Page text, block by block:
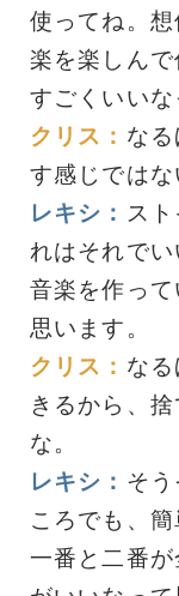
使ってね。
楽を楽しん
すごくいいな
クリス： な
す感じではな
レキシ： ス
れはそれで
音楽を作っ
思います。
クリス： な
きるから、
な。
レキシ： そ
ころでも、
一番と二番